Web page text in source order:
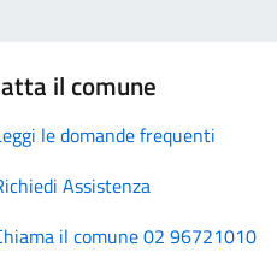
il comune
le domande frequenti
Assistenza
il comune 02 96721010